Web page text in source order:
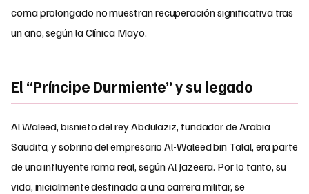
coma prolongado no muestran recuperación significativa tras
un año, según la Clínica Mayo.
El “Príncipe Durmiente” y su legado
Al Waleed, bisnieto del rey Abdulaziz, fundador de Arabia
Saudita, y sobrino del empresario Al-Waleed bin Talal, era parte
de una influyente rama real, según Al Jazeera. Por lo tanto, su
vida, inicialmente destinada a una carrera militar, se